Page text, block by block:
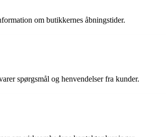
om butikkernes åbningstider.
spørgsmål og henvendelser fra kunder.